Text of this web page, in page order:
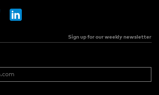
Sign up for our weekly newsletter